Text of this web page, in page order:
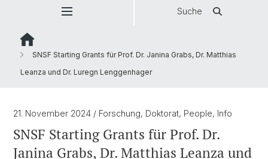
Suche
SNSF Starting Grants für Prof. Dr. Janina Grabs, Dr. Matthias
Leanza und Dr. Luregn Lenggenhager
21. November 2024 / Forschung, Doktorat, People, Info
SNSF Starting Grants für Prof. Dr.
Janina Grabs, Dr. Matthias Leanza und